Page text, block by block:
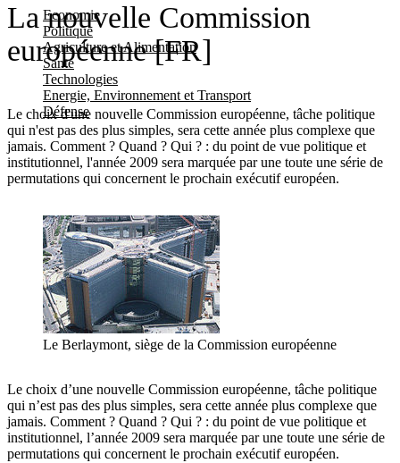
Economie
Politique
Agriculture et Alimentation
Santé
Technologies
Energie, Environnement et Transport
Défense
La nouvelle Commission
européenne [FR]
Le choix d'une nouvelle Commission européenne, tâche politique
qui n'est pas des plus simples, sera cette année plus complexe que
jamais. Comment ? Quand ? Qui ? : du point de vue politique et
institutionnel, l'année 2009 sera marquée par une toute une série de
permutations qui concernent le prochain exécutif européen.
Le Berlaymont, siège de la Commission européenne
Le choix d’une nouvelle Commission européenne, tâche politique
qui n’est pas des plus simples, sera cette année plus complexe que
jamais. Comment ? Quand ? Qui ? : du point de vue politique et
institutionnel, l’année 2009 sera marquée par une toute une série de
permutations qui concernent le prochain exécutif européen.